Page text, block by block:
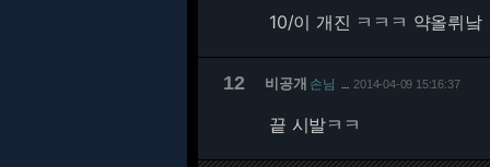
10/이 개진 ㅋㅋㅋ 약올뤼낰
12 비공개 손님 2014-04-09 15:16:37
끝 시발ㅋㅋ